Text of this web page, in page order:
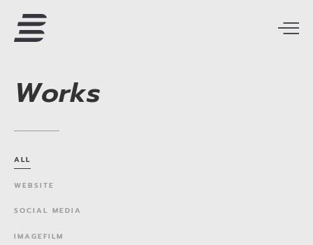
Works
ALL
WEBSITE
SOCIAL MEDIA
IMAGEFILM